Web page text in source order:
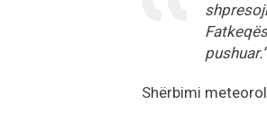
pushuar.”
Shërbimi